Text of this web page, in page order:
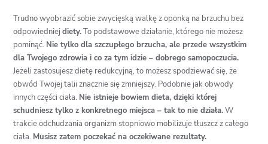
Trudno wyobrazić sobie zwycięską walkę z oponką na brzuchu bez
odpowiedniejdiety.To podstawowe działanie, którego nie możesz
pominąć. Nie tylko dla szczupłego brzucha, ale przede wszystkim
dla Twojego zdrowia i co za tym idzie – dobrego samopoczucia.
Jeżeli zastosujesz dietę redukcyjną, to możesz spodziewać się, że
obwód Twojej talii znacznie się zmniejszy. Podobnie jak obwody
innych części ciała. Nie istnieje bowiem dieta, dzięki której
schudniesz tylko z konkretnego miejsca – tak to nie działa.W
trakcie odchudzania organizm stopniowo mobilizuje tłuszcz z całego
ciała. Musisz zatem poczekać na oczekiwane rezultaty.